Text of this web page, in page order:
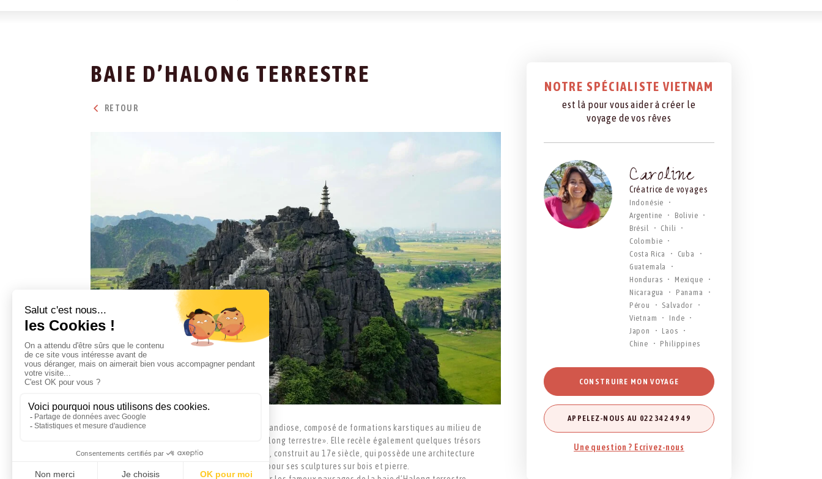
BAIE D’HALONG TERRESTRE
RETOUR
La région de Ninh Binh offre un décor naturel grandiose, composé de formations karstiques au milieu de
rizières, plus connue sous le nom de «baie d’Halong terrestre». Elle recèle également quelques trésors
historiques comme le temple des rois Dinh et Lê, construit au 17e siècle, qui possède une architecture
originale et est particulièrement remarquable pour ses sculptures sur bois et pierre.
NOTRE SPÉCIALISTE VIETNAM
est là pour vous aider à créer le
voyage de vos rêves
Caroline
Créatrice de voyages
Indonésie
Argentine
Bolivie
Brésil
Chili
Colombie
Costa Rica
Cuba
Guatemala
Honduras
Mexique
Nicaragua
Panama
Pérou
Salvador
Vietnam
Inde
Japon
Laos
Chine
Philippines
CONSTRUIRE MON VOYAGE
APPELEZ-NOUS AU 022 342 49 49
Une question ? Ecrivez-nous